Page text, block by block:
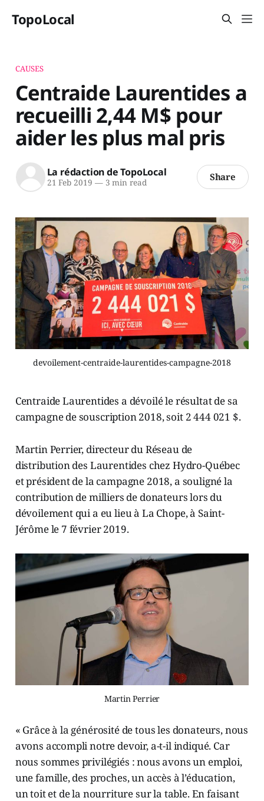
TopoLocal
CAUSES
Centraide Laurentides a
recueilli 2,44 M$ pour
aider les plus mal pris
La rédaction de TopoLocal
21 Feb 2019 —3 min read Share
devoilement-centraide-laurentides-campagne-2018
Centraide Laurentides a dévoilé le résultat de sa
campagne de souscription 2018, soit 2 444 021 $.
Martin Perrier, directeur du Réseau de
distribution des Laurentides chez Hydro-Québec
et président de la campagne 2018, a souligné la
contribution de milliers de donateurs lors du
dévoilement qui a eu lieu à La Chope, à Saint-
Jérôme le 7 février 2019.
Martin Perrier
« Grâce à la générosité de tous les donateurs, nous
avons accompli notre devoir, a-t-il indiqué. Car
nous sommes privilégiés : nous avons un emploi,
une famille, des proches, un accès à l’éducation,
un toit et de la nourriture sur la table. En faisant